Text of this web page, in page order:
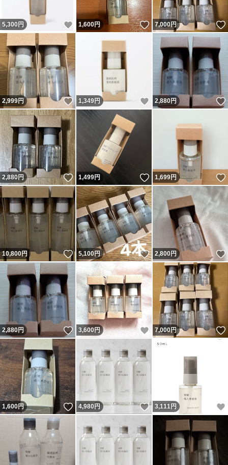
5,300 円 いいね！
1,600円 いいね！
7,000円
2,999円 いいね！
1,349円 いいね！
2,880円
2,880円 いいね！
1,499円 いいね！
1,699円
10,800円 いいね！
5,100円 いいね！
2,800円
2,880円 いいね！
3,600円 いいね！
7,000円
1,600円 いいね！
4,980円 いいね！
3,111円